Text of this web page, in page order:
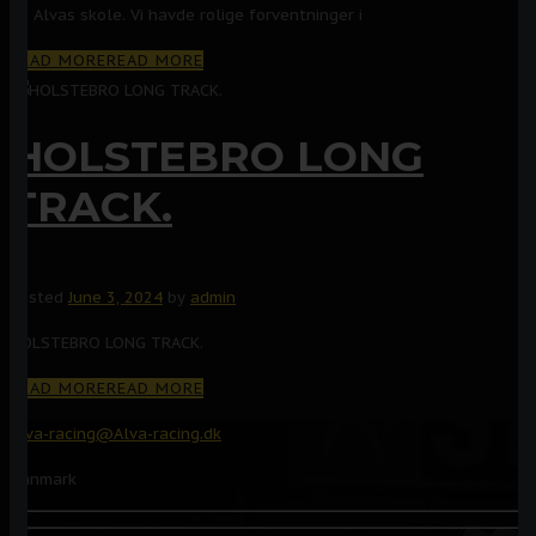
på Alvas skole. Vi havde rolige forventninger i
READ MOREREAD MORE
HOLSTEBRO LONG
TRACK.
Posted June 3, 2024 by admin
HOLSTEBRO LONG TRACK.
READ MOREREAD MORE
Alva-racing@Alva-racing.dk
Danmark